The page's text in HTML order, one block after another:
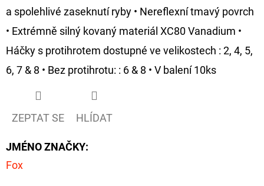
a spolehlivé zaseknutí ryby • Nereflexní tmavý povrch
• Extrémně silný kovaný materiál XC80 Vanadium •
Háčky s protihrotem dostupné ve velikostech : 2, 4, 5,
6, 7 & 8 • Bez protihrotu: : 6 & 8 • V balení 10ks
ZEPTAT SE HLÍDAT
JMÉNO ZNAČKY:
Fox